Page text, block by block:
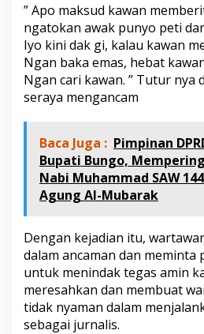
E
m
a
s
I
l
l
B
e
n
t
d
a
A
n
c
” Apo maksud kawan
ngatokan awak punyo peti
Iyo kini dak gi, kalau kawan
Ngan baka emas, hebat
Ngan cari kawan. ” Tutur nya
seraya mengancam
Baca Juga : Pimpinan
Bupati Bungo,
Nabi Muhammad SAW
Agung Al-Mubarak
Dengan kejadian itu,
dalam ancaman dan
untuk menindak tegas amin
meresahkan dan membuat
tidak nyaman dalam
sebagai jurnalis.